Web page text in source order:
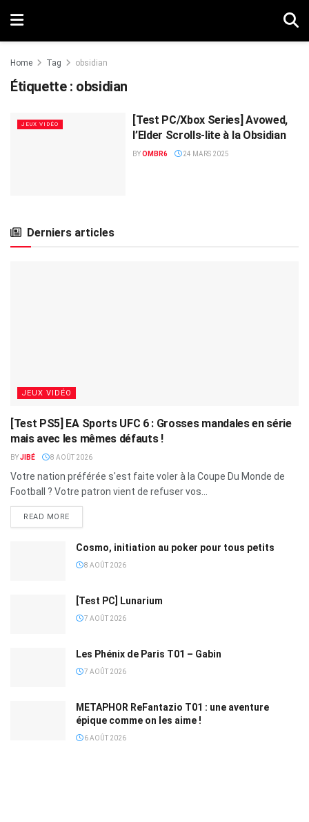
Home Tag obsidian
Étiquette : obsidian
JEUX VIDÉO
[Test PC/Xbox Series] Avowed,
l’Elder Scrolls-lite à la Obsidian
BYOMBR6 24 MARS 2025
Derniers articles
JEUX VIDÉO
[Test PS5] EA Sports UFC 6 : Grosses mandales en série
mais avec les mêmes défauts !
BYJIBÉ 8 AOÛT 2026
Votre nation préférée s'est faite voler à la Coupe Du Monde de
Football ? Votre patron vient de refuser vos...
READ MORE
Cosmo, initiation au poker pour tous petits
8 AOÛT 2026
[Test PC] Lunarium
7 AOÛT 2026
Les Phénix de Paris T01 – Gabin
7 AOÛT 2026
METAPHOR ReFantazio T01 : une aventure
épique comme on les aime !
6 AOÛT 2026